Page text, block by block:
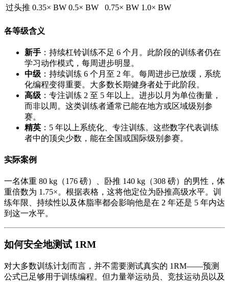
过头推 0.35× BW 0.5× BW 0.75× BW 1.0× BW
各等级含义
新手 ：持续杠铃训练不足 6 个月。此阶段的训练者仍在
学习动作模式，每周进步明显。
中级 ：持续训练 6 个月至 2 年。每周进步已放缓，系统
化编程变得重要。大多数长期健身者处于此阶段。
高级 ：专注训练 2 至 5 年以上。进步以月为单位衡量，
而非以周。这类训练者通常已能在地方或区域级别参
赛。
精英 ：5 年以上系统化、专注训练。这些数字代表训练
者中的顶尖少数，能在全国或国际级别参赛。
实际案例
一名体重 80 kg（176 磅）、卧推 140 kg（308 磅）的男性，体
重倍数为 1.75×。根据表格，这将他定位为卧推高级水平。训
练年限、持续性以及体脂率都会影响他是在 2 年还是 5 年内达
到这一水平。
如何安全地测试 1RM
对大多数训练计划而言，并不需要测试真实的 1RM——预测
公式已足够用于训练编程。但力量举运动员、竞技运动员以及